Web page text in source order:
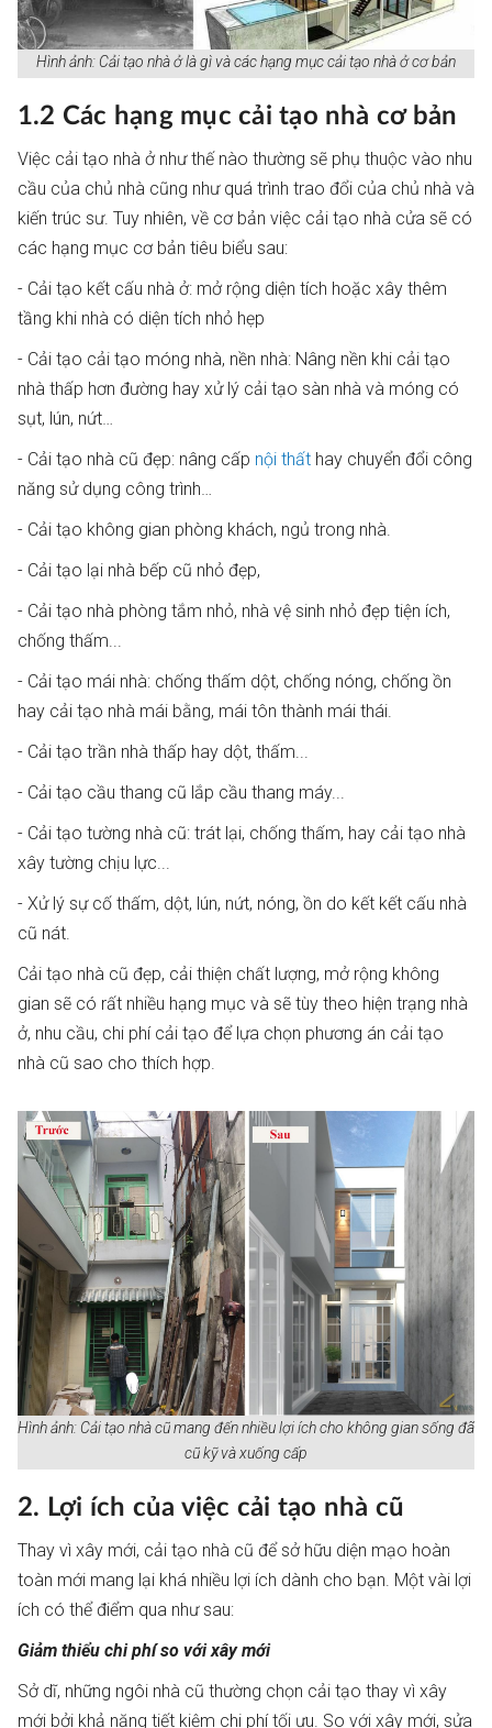
Hình ảnh: Cải tạo nhà ở là gì và các hạng mục cải tạo nhà ở cơ bản
1.2 Các hạng mục cải tạo nhà cơ bản
Việc cải tạo nhà ở như thế nào thường sẽ phụ thuộc vào nhu
cầu của chủ nhà cũng như quá trình trao đổi của chủ nhà và
kiến trúc sư. Tuy nhiên, về cơ bản việc cải tạo nhà cửa sẽ có
các hạng mục cơ bản tiêu biểu sau:
- Cải tạo kết cấu nhà ở: mở rộng diện tích hoặc xây thêm
tầng khi nhà có diện tích nhỏ hẹp
- Cải tạo cải tạo móng nhà, nền nhà: Nâng nền khi cải tạo
nhà thấp hơn đường hay xử lý cải tạo sàn nhà và móng có
sụt, lún, nứt…
- Cải tạo nhà cũ đẹp: nâng cấp nội thất hay chuyển đổi công
năng sử dụng công trình…
- Cải tạo không gian phòng khách, ngủ trong nhà.
- Cải tạo lại nhà bếp cũ nhỏ đẹp,
- Cải tạo nhà phòng tắm nhỏ, nhà vệ sinh nhỏ đẹp tiện ích,
chống thấm...
- Cải tạo mái nhà: chống thấm dột, chống nóng, chống ồn
hay cải tạo nhà mái bằng, mái tôn thành mái thái.
- Cải tạo trần nhà thấp hay dột, thấm...
- Cải tạo cầu thang cũ lắp cầu thang máy...
- Cải tạo tường nhà cũ: trát lại, chống thấm, hay cải tạo nhà
xây tường chịu lực...
- Xử lý sự cố thấm, dột, lún, nứt, nóng, ồn do kết kết cấu nhà
cũ nát.
Cải tạo nhà cũ đẹp, cải thiện chất lượng, mở rộng không
gian sẽ có rất nhiều hạng mục và sẽ tùy theo hiện trạng nhà
ở, nhu cầu, chi phí cải tạo để lựa chọn phương án cải tạo
nhà cũ sao cho thích hợp.
Hình ảnh: Cải tạo nhà cũ mang đến nhiều lợi ích cho không gian sống đã
cũ kỹ và xuống cấp
2. Lợi ích của việc cải tạo nhà cũ
Thay vì xây mới, cải tạo nhà cũ để sở hữu diện mạo hoàn
toàn mới mang lại khá nhiều lợi ích dành cho bạn. Một vài lợi
ích có thể điểm qua như sau:
Giảm thiểu chi phí so với xây mới
Sở dĩ, những ngôi nhà cũ thường chọn cải tạo thay vì xây
mới bởi khả năng tiết kiệm chi phí tối ưu. So với xây mới, sửa